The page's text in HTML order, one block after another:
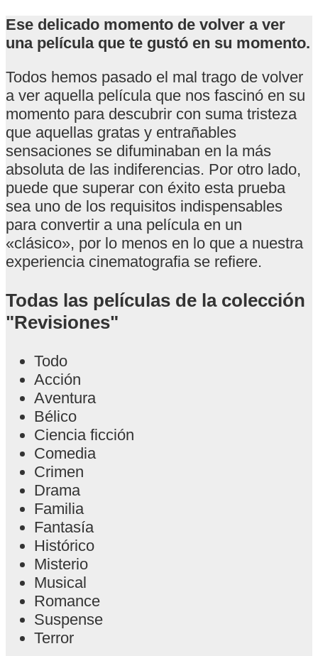
Ese delicado momento de volver a ver
una película que te gustó en su momento.
Todos hemos pasado el mal trago de volver
a ver aquella película que nos fascinó en su
momento para descubrir con suma tristeza
que aquellas gratas y entrañables
sensaciones se difuminaban en la más
absoluta de las indiferencias. Por otro lado,
puede que superar con éxito esta prueba
sea uno de los requisitos indispensables
para convertir a una película en un
«clásico», por lo menos en lo que a nuestra
experiencia cinematografia se refiere.
Todas las películas de la colección
"Revisiones"
Todo
Acción
Aventura
Bélico
Ciencia ficción
Comedia
Crimen
Drama
Familia
Fantasía
Histórico
Misterio
Musical
Romance
Suspense
Terror